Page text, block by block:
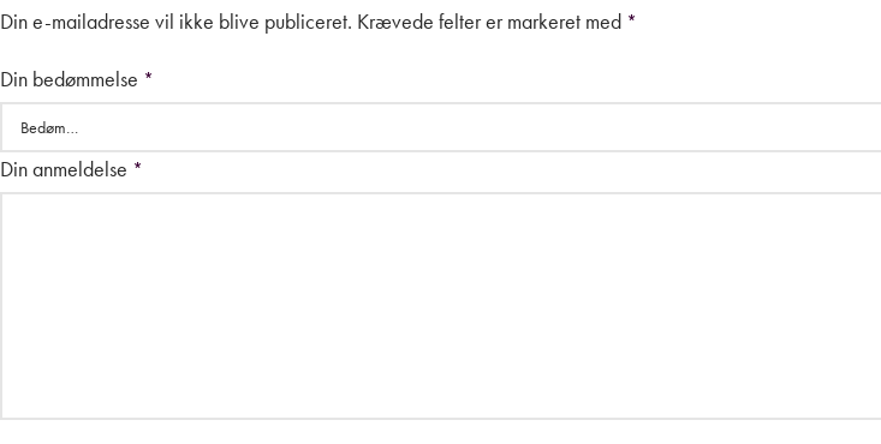
Din e-mailadresse vil ikke blive publiceret. Krævede felter er markeret med *
Din bedømmelse *
Din anmeldelse *